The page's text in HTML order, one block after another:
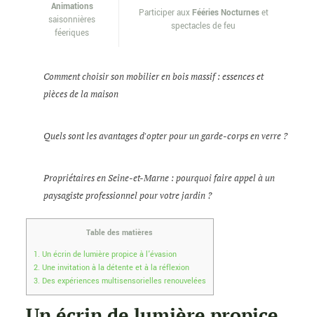
Animations
saisonnières
féeriques
Participer auxFééries Nocturneset
spectacles de feu
Comment choisir son mobilier en bois massif : essences et
pièces de la maison
Quels sont les avantages d'opter pour un garde-corps en verre ?
Propriétaires en Seine-et-Marne : pourquoi faire appel à un
paysagiste professionnel pour votre jardin ?
Table des matières
1. Un écrin de lumière propice à l’évasion
2. Une invitation à la détente et à la réflexion
3. Des expériences multisensorielles renouvelées